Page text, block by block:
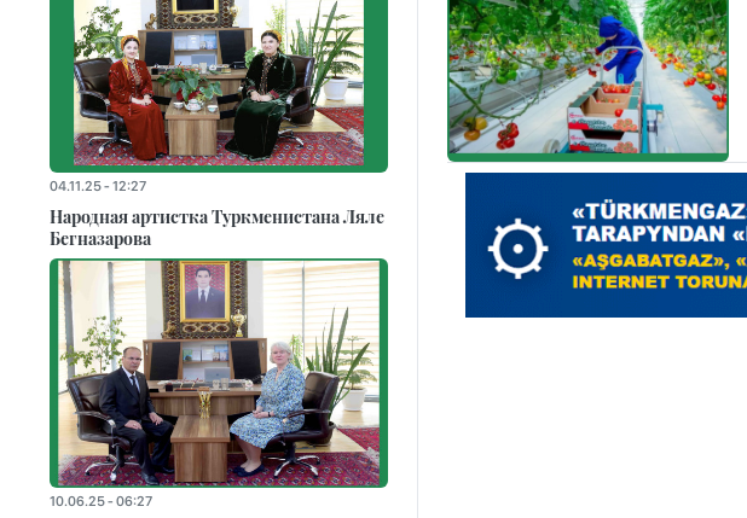
04.11.25 - 12:27
Народная артистка Туркменистана Ляле
Бегназарова
10.06.25 - 06:27